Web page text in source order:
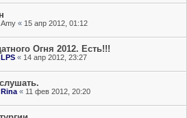
Amy « 15 апр 2012, 01:12
Огня 2012. Есть!!!
LPS « 14 апр 2012, 23:27
Rina « 11 фев 2012, 20:20